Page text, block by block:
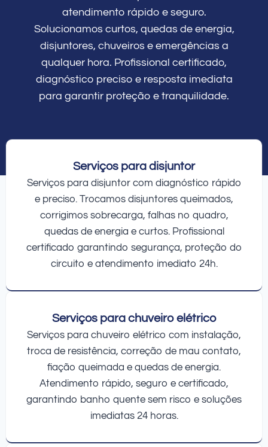
atendimento rápido e seguro.
Solucionamos curtos, quedas de energia,
disjuntores, chuveiros e emergências a
qualquer hora. Profissional certificado,
diagnóstico preciso e resposta imediata
para garantir proteção e tranquilidade.
Serviços para disjuntor
Serviços para disjuntor com diagnóstico rápido
e preciso. Trocamos disjuntores queimados,
corrigimos sobrecarga, falhas no quadro,
quedas de energia e curtos. Profissional
certificado garantindo segurança, proteção do
circuito e atendimento imediato 24h.
Serviços para chuveiro elétrico
Serviços para chuveiro elétrico com instalação,
troca de resistência, correção de mau contato,
fiação queimada e quedas de energia.
Atendimento rápido, seguro e certificado,
garantindo banho quente sem risco e soluções
imediatas 24 horas.